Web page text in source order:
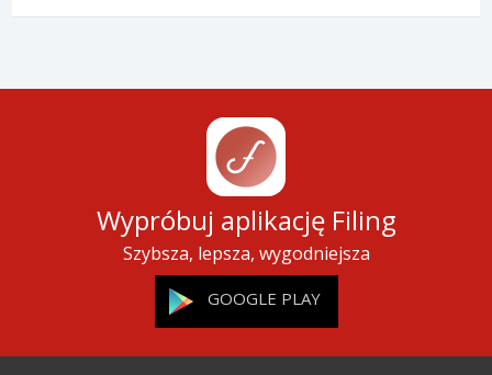
Wypróbuj aplikację Filing
Szybsza, lepsza, wygodniejsza
GOOGLE PLAY